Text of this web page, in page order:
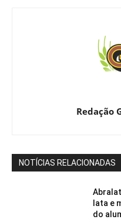
Redação
NOTÍCIAS RELACIONADAS
lata e
do